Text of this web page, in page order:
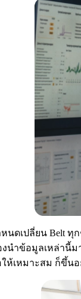
นดเปลี่ยน Belt
นำข้อมูลเหล่านี้
ห้เหมาะสม ก็ขึ้น